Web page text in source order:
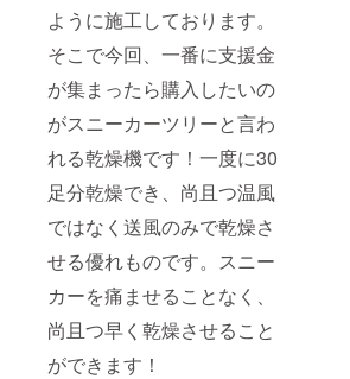
ように施工しております。
そこで今回、一番に支援金
が集まったら購入したいの
がスニーカーツリーと言わ
れる乾燥機です！一度に30
足分乾燥でき、尚且つ温風
ではなく送風のみで乾燥さ
せる優れものです。スニー
カーを痛ませることなく、
尚且つ早く乾燥させること
ができます！